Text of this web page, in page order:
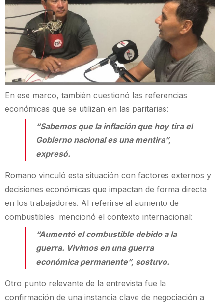
En ese marco, también cuestionó las referencias
económicas que se utilizan en las paritarias:
“Sabemos que la inflación que hoy tira el
Gobierno nacional es una mentira”,
expresó.
Romano vinculó esta situación con factores externos y
decisiones económicas que impactan de forma directa
en los trabajadores. Al referirse al aumento de
combustibles, mencionó el contexto internacional:
“Aumentó el combustible debido a la
guerra. Vivimos en una guerra
económica permanente”, sostuvo.
Otro punto relevante de la entrevista fue la
confirmación de una instancia clave de negociación a